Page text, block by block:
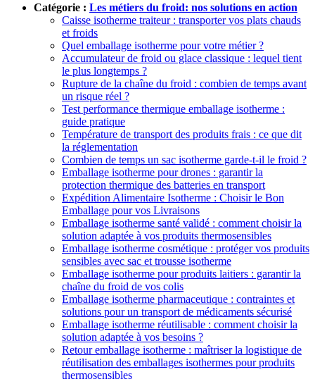
Catégorie : Les métiers du froid: nos solutions en action
Caisse isotherme traiteur : transporter vos plats chauds
et froids
Quel emballage isotherme pour votre métier ?
Accumulateur de froid ou glace classique : lequel tient
le plus longtemps ?
Rupture de la chaîne du froid : combien de temps avant
un risque réel ?
Test performance thermique emballage isotherme :
guide pratique
Température de transport des produits frais : ce que dit
la réglementation
Combien de temps un sac isotherme garde-t-il le froid ?
Emballage isotherme pour drones : garantir la
protection thermique des batteries en transport
Expédition Alimentaire Isotherme : Choisir le Bon
Emballage pour vos Livraisons
Emballage isotherme santé validé : comment choisir la
solution adaptée à vos produits thermosensibles
Emballage isotherme cosmétique : protéger vos produits
sensibles avec sac et trousse isotherme
Emballage isotherme pour produits laitiers : garantir la
chaîne du froid de vos colis
Emballage isotherme pharmaceutique : contraintes et
solutions pour un transport de médicaments sécurisé
Emballage isotherme réutilisable : comment choisir la
solution adaptée à vos besoins ?
Retour emballage isotherme : maîtriser la logistique de
réutilisation des emballages isothermes pour produits
thermosensibles